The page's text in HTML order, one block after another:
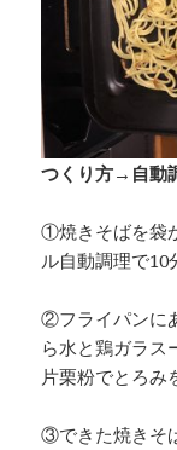
つくり方→自動
①焼きそばを袋
ル自動調理で10
②フライパンに
ら水と鶏ガラス
片栗粉でとろみ
③できた焼きそ